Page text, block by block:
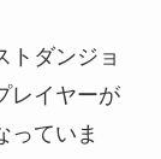
トダンジョ
レイヤーが
っていま